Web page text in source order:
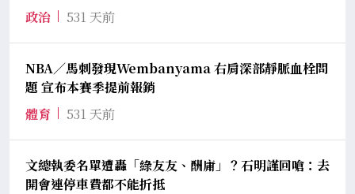
政治
531 天前
NBA／馬刺發現Wembanyama 右肩深部靜脈血栓問
題 宣布本賽季提前報銷
體育
531 天前
文總執委名單遭轟「綠友友、酬庸」？石明謹回嗆：去
開會連停車費都不能折抵